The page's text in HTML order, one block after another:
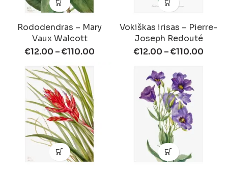
Rododendras – Mary
Vaux Walcott
€12.00 –€110.00
Vokiškas irisas – Pierre-
Joseph Redouté
€12.00 –€110.00